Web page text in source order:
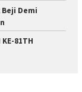
Demi
81TH